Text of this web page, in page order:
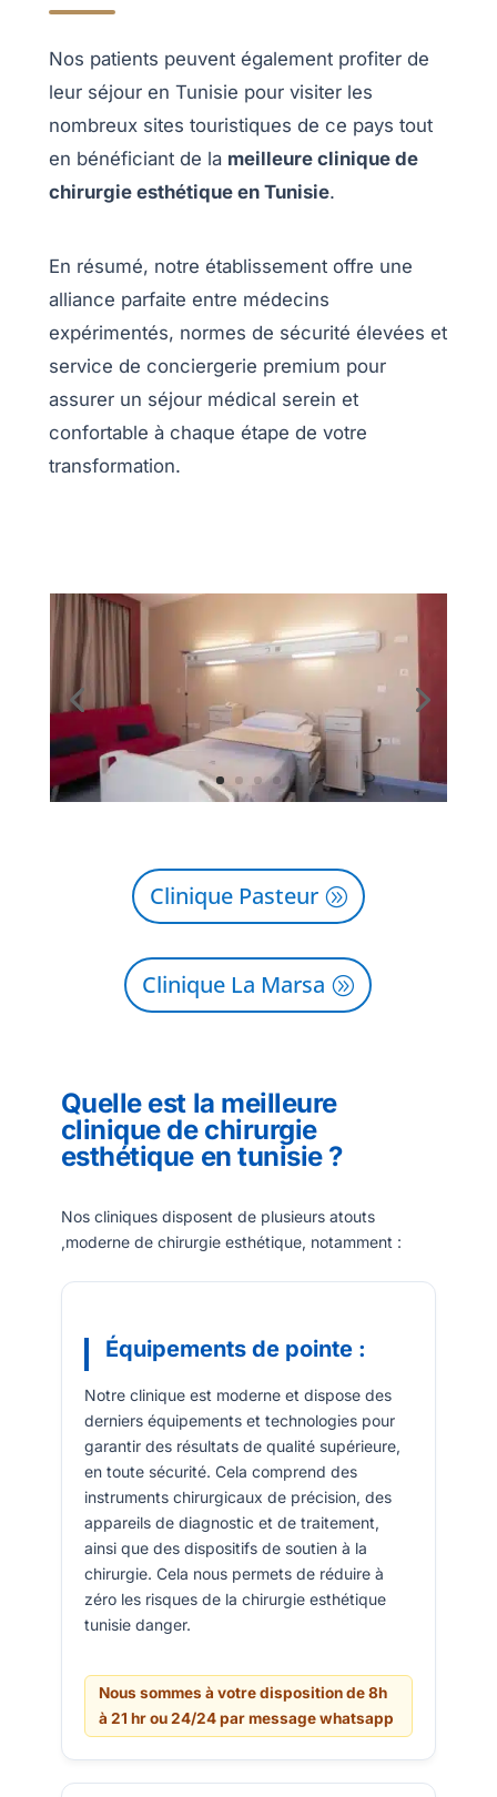
Nos patients peuvent également profiter de
leur séjour en Tunisie pour visiter les
nombreux sites touristiques de ce pays tout
en bénéficiant de la meilleure clinique de
chirurgie esthétique en Tunisie.
En résumé, notre établissement offre une
alliance parfaite entre médecins
expérimentés, normes de sécurité élevées et
service de conciergerie premium pour
assurer un séjour médical serein et
confortable à chaque étape de votre
transformation.
Clinique Pasteur
Clinique La Marsa
Quelle est la meilleure
clinique de chirurgie
esthétique en tunisie ?
Nos cliniques disposent de plusieurs atouts
,moderne de chirurgie esthétique, notamment :
Équipements de pointe :
Notre clinique est moderne et dispose des
derniers équipements et technologies pour
garantir des résultats de qualité supérieure,
en toute sécurité. Cela comprend des
instruments chirurgicaux de précision, des
appareils de diagnostic et de traitement,
ainsi que des dispositifs de soutien à la
chirurgie. Cela nous permets de réduire à
zéro les risques de la chirurgie esthétique
tunisie danger.
Nous sommes à votre disposition de 8h
à 21 hr ou 24/24 par message whatsapp